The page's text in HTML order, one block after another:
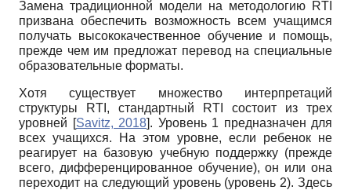
Замена традиционной модели на методологию RTI
призвана обеспечить возможность всем учащимся
получать высококачественное обучение и помощь,
прежде чем им предложат перевод на специальные
образовательные форматы.
Хотя существует множество интерпретаций
структуры RTI, стандартный RTI состоит из трех
уровней [Savitz, 2018]. Уровень 1 предназначен для
всех учащихся. На этом уровне, если ребенок не
реагирует на базовую учебную поддержку (прежде
всего, дифференцированное обучение), он или она
переходит на следующий уровень (уровень 2). Здесь